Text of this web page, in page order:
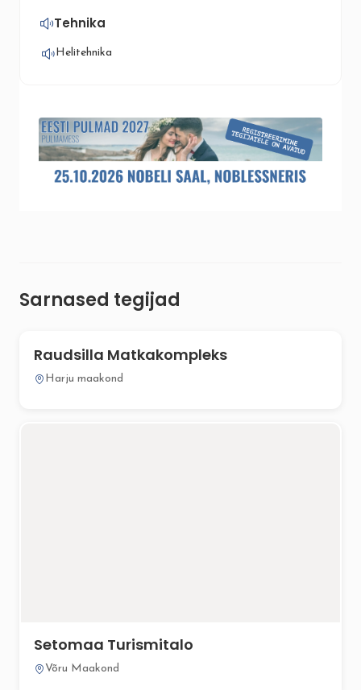
Tehnika
Helitehnika
Sarnased tegijad
Raudsilla Matkakompleks
Harju maakond
Setomaa Turismitalo
Võru Maakond